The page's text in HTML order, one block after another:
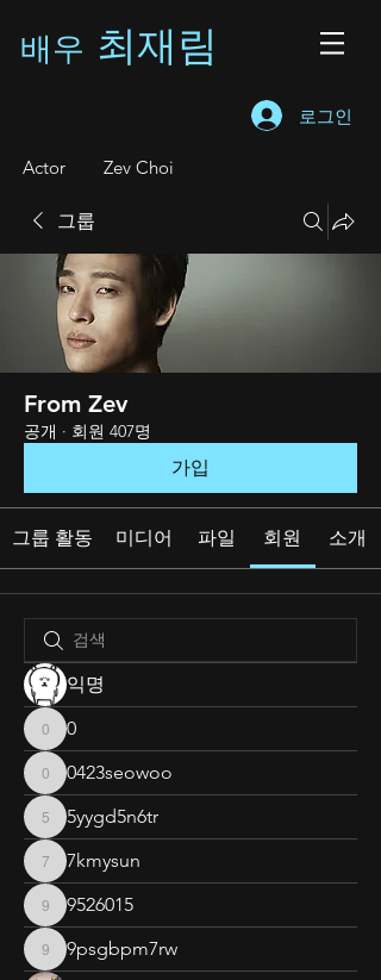
배우 최재림
로그인
Actor Zev Choi
그룹
From Zev
공개 · 회원 407명
가입
그룹 활동 미디어 파일 회원 소개
익명
0 0
0423seowoo
0423seowoo
5yygd5n6tr
5yygd5n6tr
7kmysun
7kmysun
95260159526015
9psgbpm7rw
9psgbpm7rw